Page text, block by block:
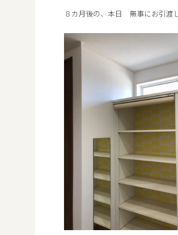
８カ月後の、本日 無事にお引渡